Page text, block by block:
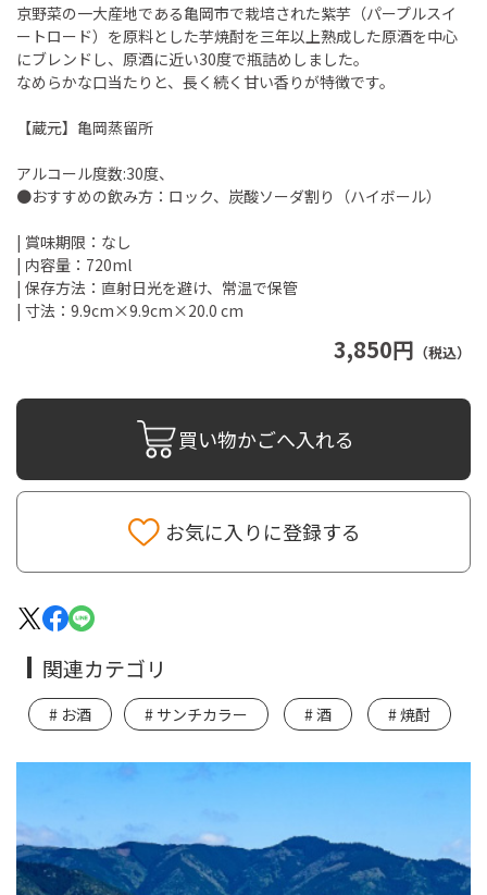
3,850円 （税込）
京野菜の一大産地である亀岡市で栽培された紫芋（パープルスイ
ートロード）を原料とした芋焼酎を三年以上熟成した原酒を中心
にブレンドし、原酒に近い30度で瓶詰めしました。
なめらかな口当たりと、長く続く甘い香りが特徴です。
【蔵元】亀岡蒸留所
アルコール度数:30度、
●おすすめの飲み方：ロック、炭酸ソーダ割り（ハイボール）
| 賞味期限：なし
| 内容量：720ml
| 保存方法：直射日光を避け、常温で保管
| 寸法：9.9cm×9.9cm×20.0 cm
買い物かごへ入れる
お気に入りに登録する
関連カテゴリ
お酒 サンチカラー 酒 焼酎